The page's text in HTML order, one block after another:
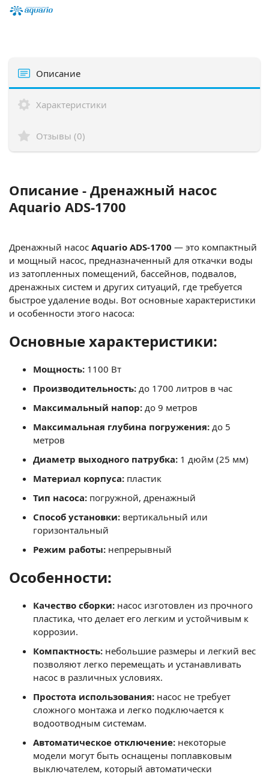
Описание
Характеристики
Отзывы (0)
Описание - Дренажный насос
Aquario ADS-1700
Дренажный насос Aquario ADS-1700 — это компактный
и мощный насос, предназначенный для откачки воды
из затопленных помещений, бассейнов, подвалов,
дренажных систем и других ситуаций, где требуется
быстрое удаление воды. Вот основные характеристики
и особенности этого насоса:
Основные характеристики:
Мощность: 1100 Вт
Производительность: до 1700 литров в час
Максимальный напор: до 9 метров
Максимальная глубина погружения: до 5
метров
Диаметр выходного патрубка: 1 дюйм (25 мм)
Материал корпуса: пластик
Тип насоса: погружной, дренажный
Способ установки: вертикальный или
горизонтальный
Режим работы: непрерывный
Особенности:
Качество сборки: насос изготовлен из прочного
пластика, что делает его легким и устойчивым к
коррозии.
Компактность: небольшие размеры и легкий вес
позволяют легко перемещать и устанавливать
насос в различных условиях.
Простота использования: насос не требует
сложного монтажа и легко подключается к
водоотводным системам.
Автоматическое отключение: некоторые
модели могут быть оснащены поплавковым
выключателем, который автоматически